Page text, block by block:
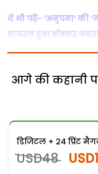
ये भी पढ़ें- ‘अनुपमा’ की
वायरल हुआ बॉक्सर
आगे की कहानी
डिजिटल + 24 प्रिंट
USD48